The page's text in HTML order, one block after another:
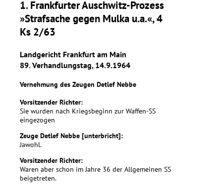
1. Frankfurter Auschwitz-Prozess
»Strafsache gegen Mulka u.a.«, 4
Ks 2/63
Landgericht Frankfurt am Main
89. Verhandlungstag, 14.9.1964
Vernehmung des Zeugen Detlef Nebbe
Vorsitzender Richter:
Sie wurden nach Kriegsbeginn zur Waffen-SS
eingezogen
Zeuge Detlef Nebbe [unterbricht]:
Jawohl.
Vorsitzender Richter:
Waren aber schon im Jahre 36 der Allgemeinen SS
beigetreten.